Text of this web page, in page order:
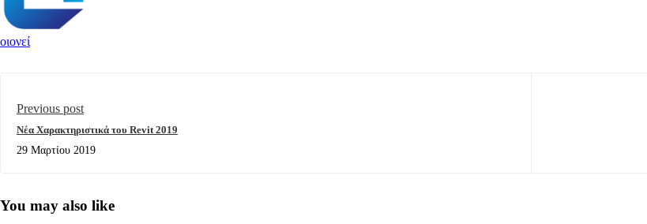
οιονεί
Previous post
Νέα Χαρακτηριστικά του Revit 2019
29 Μαρτίου 2019
You may also like